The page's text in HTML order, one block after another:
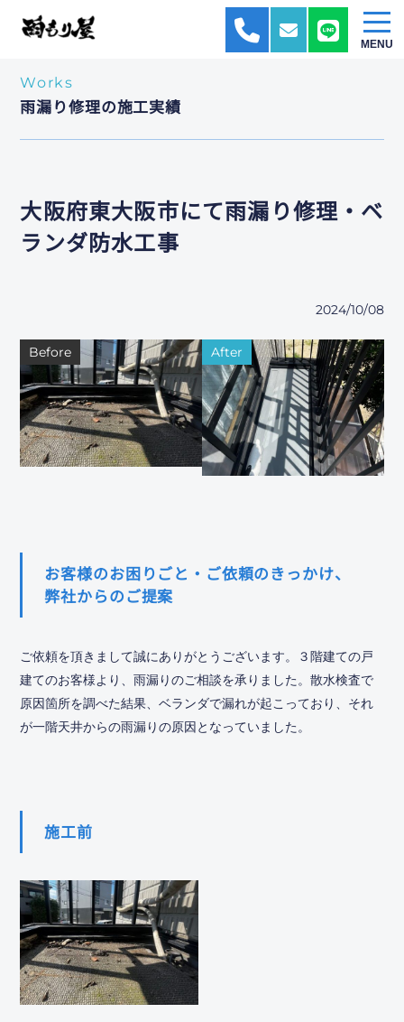
MENU
ホーム 施工実績一覧
大阪府東大阪市にて雨漏り修
理・ベランダ防水工事
雨漏り修理の施工実績
Works
大阪府東大阪市にて雨漏り修理・ベ
ランダ防水工事
2024/10/08
お客様のお困りごと・ご依頼のきっかけ、
弊社からのご提案
ご依頼を頂きまして誠にありがとうございます。３階建ての戸
建てのお客様より、雨漏りのご相談を承りました。散水検査で
原因箇所を調べた結果、ベランダで漏れが起こっており、それ
が一階天井からの雨漏りの原因となっていました。
施工前